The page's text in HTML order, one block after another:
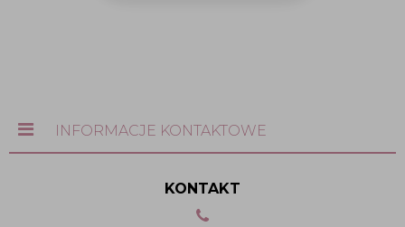
INFORMACJE KONTAKTOWE
KONTAKT